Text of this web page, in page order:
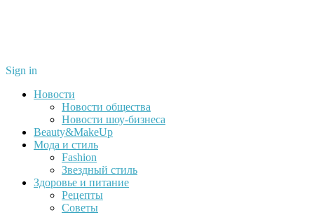
Sign in
Новости
Новости общества
Новости шоу-бизнеса
Beauty&MakeUp
Мода и стиль
Fashion
Звездный стиль
Здоровье и питание
Рецепты
Советы